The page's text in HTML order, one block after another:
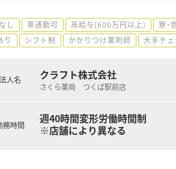
し 車通勤可 高給与(600万円以上) 寮・
り シフト制 かかりつけ薬剤師 大手チェ
法人名 クラフト株式会社
さくら薬局 つくば駅前店
務時間
週40時間変形労働時間制
※店舗により異なる